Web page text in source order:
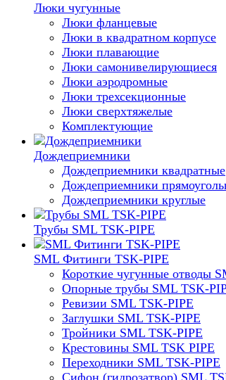
Люки чугунные
Люки фланцевые
Люки в квадратном корпусе
Люки плавающие
Люки самонивелирующиеся
Люки аэродромные
Люки трехсекционные
Люки сверхтяжелые
Комплектующие
Дождеприемники
Дождеприемники квадратные
Дождеприемники
Дождеприемники круглые
Трубы SML TSK-PIPE
SML Фитинги TSK-PIPE
Короткие чугунные отводы
Опорные трубы SML TSK-
Ревизии SML TSK-PIPE
Заглушки SML TSK-PIPE
Тройники SML TSK-PIPE
Крестовины SML TSK PIPE
Переходники SML TSK-PIPE
Сифон (гидрозатвор) SML